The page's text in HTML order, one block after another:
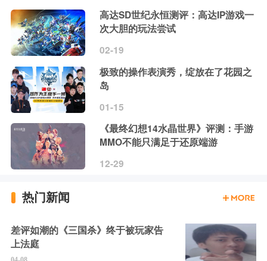
高达SD世纪永恒测评：高达IP游戏一
次大胆的玩法尝试
02-19
极致的操作表演秀，绽放在了花园之
岛
01-15
《最终幻想14水晶世界》评测：手游
MMO不能只满足于还原端游
12-29
热门新闻
差评如潮的《三国杀》终于被玩家告
上法庭